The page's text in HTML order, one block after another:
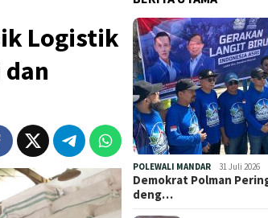
Logistik
POLEWALI MANDAR 31 Juli 2026
Demokrat Polman
deng…